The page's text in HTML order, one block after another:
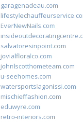
garagenadeau.com
EverNewNails.com
salvatoresinpoint.com
jovialfloralco.com
johnlscotthometeam.com
u-seehomes.com
watersportslagonissi.com
mischieffashion.com
eduwyre.com
retro-interiors.com